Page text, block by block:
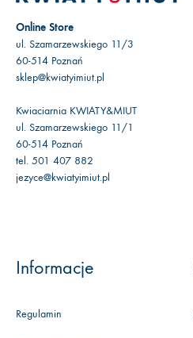
Online Store
ul. Szamarzewskiego 11/3
60-514 Poznań
sklep@kwiatyimiut.pl
Kwiaciarnia KWIATY&MIUT
ul. Szamarzewskiego 11/1
60-514 Poznań
tel. 501 407 882
jezyce@kwiatyimiut.pl
Informacje
Regulamin